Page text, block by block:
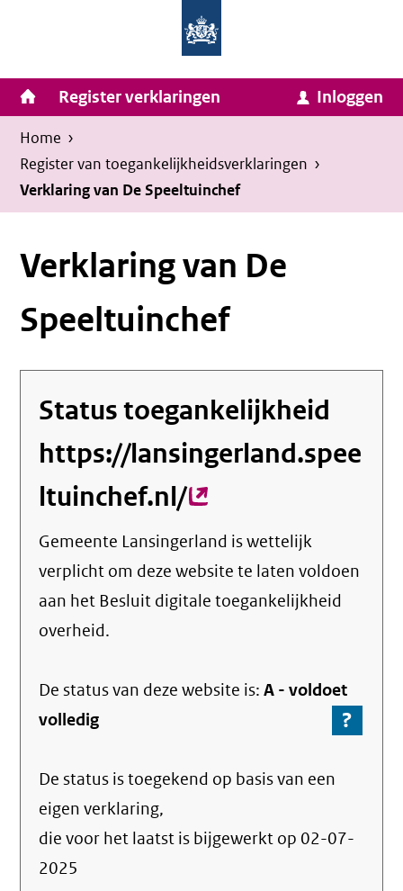
inhoud
van
Zaken
en
Koninkrijksrelaties
Homepage
van
Invulassistent
Toegankelijkheidsverklaring
Toegankelijkheidsverklaring
Hoofdnavigatie
Register verklaringen Inloggen
Kruimelpad
U
bevindt
zich
hier:
Home ›
Register van toegankelijkheids­verklaringen ›
Verklaring van De Speeltuinchef
Verklaring van De
Speeltuinchef
Status toegankelijkheid
https://lansingerland.spee
ltuinchef.nl/(externe
link)
Gemeente Lansingerland is wettelijk
verplicht om deze website te laten voldoen
aan het Besluit digitale toegankelijkheid
overheid.
De status van dezewebsite is:A -voldoet
volledig
?
Ga
over
De status is toegekend op basis van een
eigen verklaring,
die voor het laatst is bijgewerkt op 02-07-
2025